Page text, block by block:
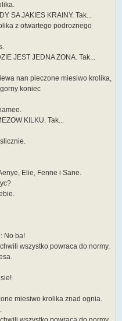
SA JAKIES KRAINY. Tak...
z otwartego podroznego
JEST JEDNA ZONA. Tak...
nan pieczone miesiwo krolika,
koniec
KILKU. Tak...
Elie, Fenne i Sane.
No ba!
wszystko powraca do normy.
miesiwo krolika znad ognia.